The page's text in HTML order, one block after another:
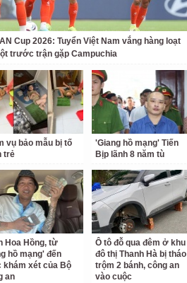
Cup 2026: Tuyển Việt Nam vắng hàng loạt
trước trận gặp Campuchia
vụ bảo mẫu bị tố
trẻ
'Giang hồ mạng' Tiến
Bịp lãnh 8 năm tù
Hoa Hồng, từ
hồ mạng' đến
khám xét của Bộ
an
Ô tô đỗ qua đêm ở khu
đô thị Thanh Hà bị tháo
trộm 2 bánh, công an
vào cuộc